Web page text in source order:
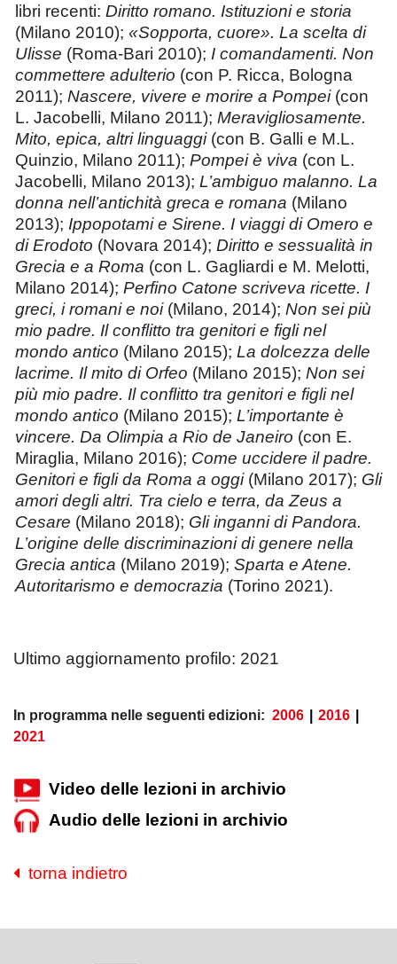
libri recenti: Diritto romano. Istituzioni e storia
(Milano 2010); «Sopporta, cuore». La scelta di
Ulisse (Roma-Bari 2010); I comandamenti. Non
commettere adulterio (con P. Ricca, Bologna
2011); Nascere, vivere e morire a Pompei(con
L. Jacobelli, Milano 2011); Meravigliosamente.
Mito, epica, altri linguaggi(con B. Galli e M.L.
Quinzio, Milano 2011); Pompei è viva (con L.
Jacobelli, Milano 2013); L’ambiguo malanno. La
donna nell’antichità greca e romana (Milano
2013); Ippopotami e Sirene. I viaggi di Omero e
di Erodoto (Novara 2014); Diritto e sessualità in
Grecia e a Roma (con L. Gagliardi e M. Melotti,
Milano 2014); Perfino Catone scriveva ricette. I
greci, i romani e noi(Milano, 2014); Non sei più
mio padre. Il conflitto tra genitori e figli nel
mondo antico (Milano 2015); La dolcezza delle
lacrime. Il mito di Orfeo (Milano 2015); Non sei
più mio padre. Il conflitto tra genitori e figli nel
mondo antico (Milano 2015); L’importante è
vincere. Da Olimpia a Rio de Janeiro (con E.
Miraglia, Milano 2016); Come uccidere il padre.
Genitori e figli da Roma a oggi(Milano 2017); Gli
amori degli altri. Tra cielo e terra, da Zeus a
Cesare (Milano 2018); Gli inganni di Pandora.
L’origine delle discriminazioni di genere nella
Grecia antica (Milano 2019); Sparta e Atene.
Autoritarismo e democrazia (Torino 2021).
Ultimo aggiornamento profilo: 2021
In programma nelle seguenti edizioni: 2006 2016
2021
Video delle lezioni in archivio
Audio delle lezioni in archivio
torna indietro